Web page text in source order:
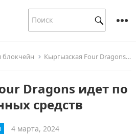
блокчейн Кыргызская Four Dragons идет по следу украденных средств
Dragons идет по
средств
4 марта, 2024